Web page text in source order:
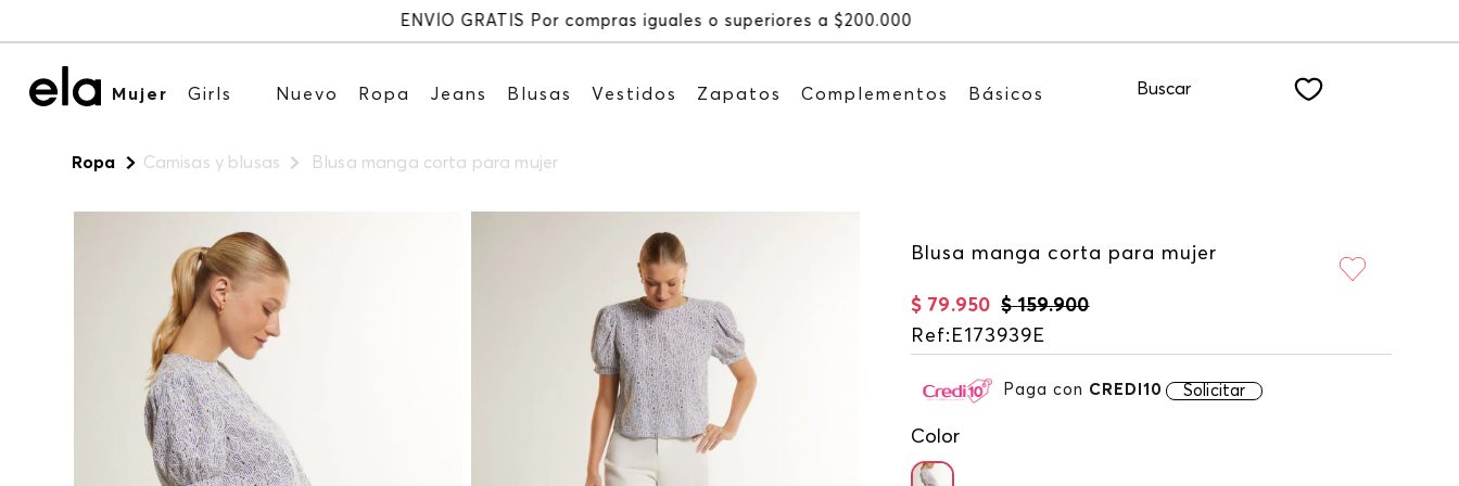
Recibe: 15%OFF suscribiéndote a nuestro NEWSLETTER
Mujer Girls Nuevo Ropa Jeans Blusas Vestidos Zapatos Complementos Básicos Buscar
Ropa Camisas y blusas Blusa manga corta para mujer
Blusa manga corta para mujer
$ 159.900
$ 79.950
Ref: E173939E
Paga con CREDI10 Solicitar
Color